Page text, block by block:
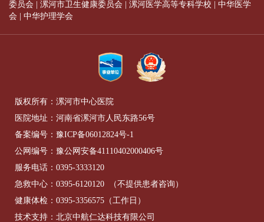
委员会
漯河市卫生健康委员会 漯河医学高等专科学校
中华医学
会
中华护理学会
版权所有：漯河市中心医院
医院地址：河南省漯河市人民东路56号
备案编号： 豫ICP备06012824号-1
公网编号： 豫公网安备41110402000406号
服务电话： 0395-3333120
急救中心： 0395-6120120
（不提供患者咨询）
健康体检： 0395-3356575 （工作日）
技术支持：北京中航仁达科技有限公司